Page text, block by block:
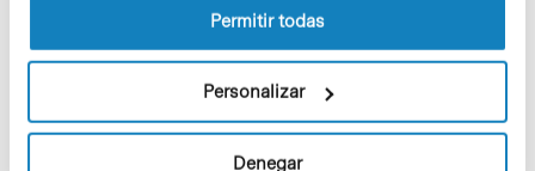
Permitir todas
Personalizar
Denegar
C/Baldiri Reixac, 4-12 i 15